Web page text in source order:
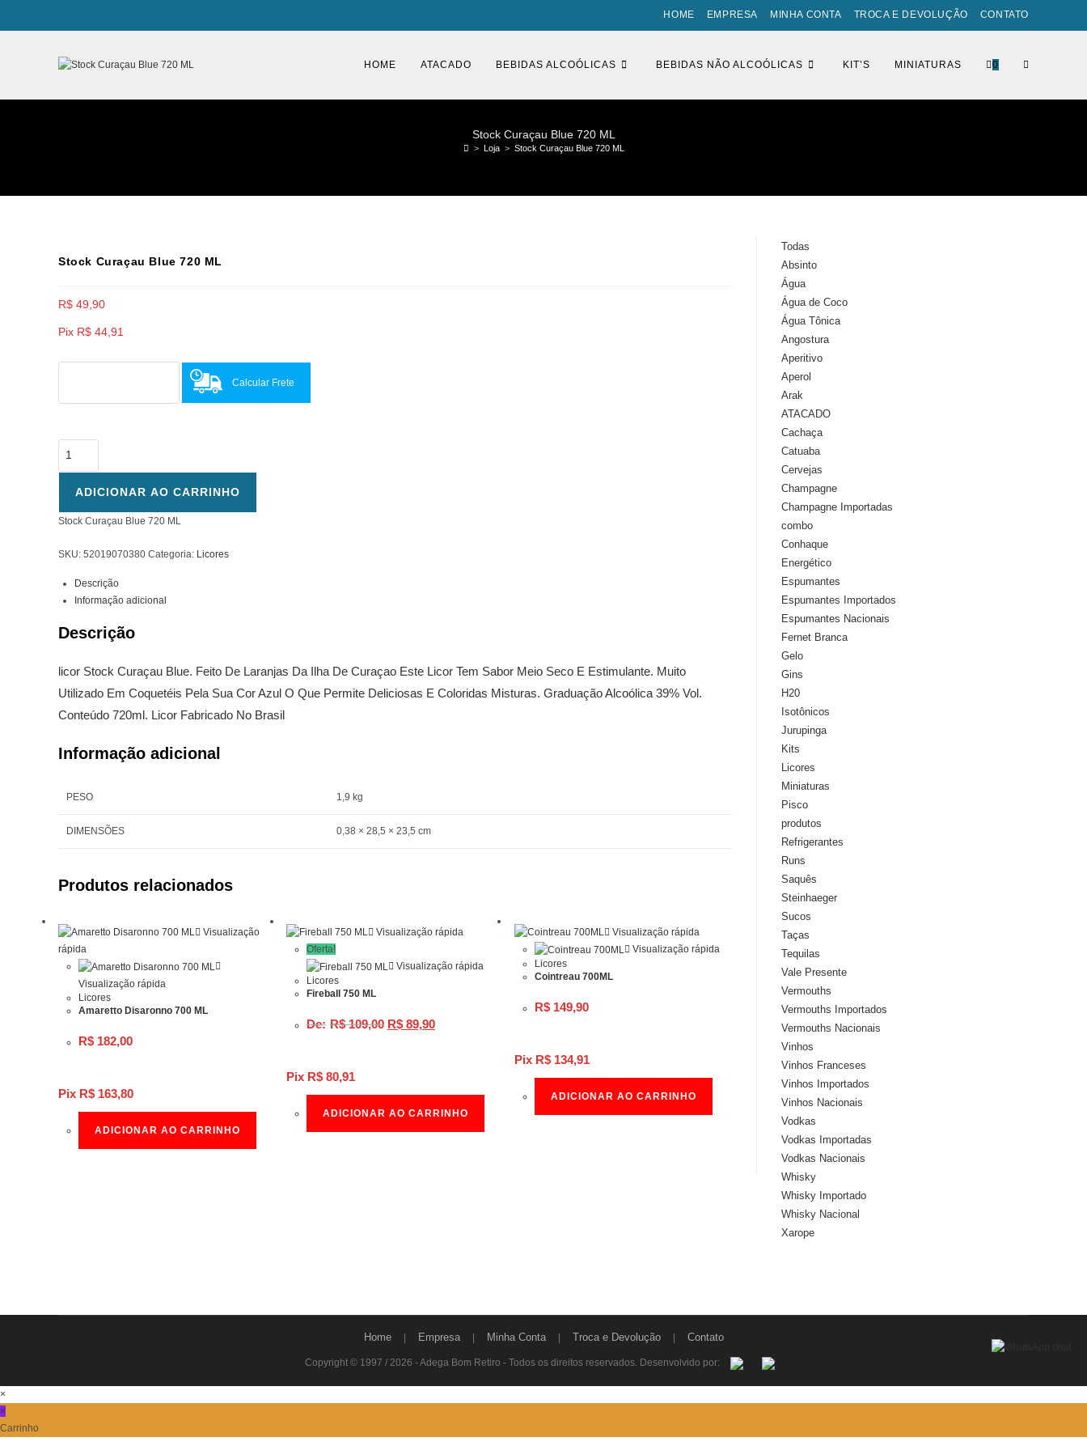
para
HOME EMPRESA MINHA CONTA TROCA E DEVOLUÇÃO CONTATO
HOME ATACADO BEBIDAS ALCOÓLICAS BEBIDAS NÃO ALCOÓLICAS KIT’S MINIATURAS 0 ALTERNAR
Stock Curaçau Blue 720 ML
> Loja > Stock Curaçau Blue 720 ML
Todas
Absinto
Água
Água de Coco
Água Tônica
Angostura
Aperitivo
Aperol
Arak
ATACADO
Cachaça
Catuaba
Cervejas
Champagne
Champagne Importadas
combo
Conhaque
Energético
Espumantes
Espumantes Importados
Espumantes Nacionais
Fernet Branca
Gelo
Gins
H20
Isotônicos
Jurupinga
Kits
Licores
Miniaturas
Pisco
produtos
Refrigerantes
Runs
Saquês
Steinhaeger
Sucos
Taças
Tequilas
Vale Presente
Vermouths
Vermouths Importados
Vermouths Nacionais
Vinhos
Vinhos Franceses
Vinhos Importados
Vinhos Nacionais
Vodkas
Vodkas Importadas
Vodkas Nacionais
Whisky
Whisky Importado
Whisky Nacional
Xarope
Stock Curaçau Blue 720 ML
R$ 49,90
Pix R$ 44,91
Calcular Frete
Stock
Curaçau
Blue
ML
quantidade
ADICIONAR AO CARRINHO
Stock Curaçau Blue 720 ML
SKU: 52019070380 Categoria: Licores
Descrição
Informação adicional
Descrição
licor Stock Curaçau Blue. Feito De Laranjas Da Ilha De Curaçao Este Licor Tem Sabor Meio Seco E Estimulante. Muito
Utilizado Em Coquetéis Pela Sua Cor Azul O Que Permite Deliciosas E Coloridas Misturas. Graduação Alcoólica 39% Vol.
Conteúdo 720ml. Licor Fabricado No Brasil
Informação adicional
PESO 1,9 kg
DIMENSÕES 0,38 × 28,5 × 23,5 cm
Produtos relacionados
Visualização
rápida
Pix R$ 163,80
Visualização rápida
Licores
Amaretto Disaronno 700 ML
R$ 182,00
ADICIONAR AO CARRINHO
Visualização rápida
Pix R$80,91
Oferta!
Visualização rápida
Licores
Fireball 750 ML
R$109,00 O
preço
original
R$89,90Opreço
atual
ADICIONAR AO CARRINHO
Visualização rápida
Pix R$134,91
Visualização rápida
Licores
Cointreau 700ML
R$149,90
ADICIONAR AO CARRINHO
Home Empresa Minha Conta Troca e Devolução Contato
Copyright © 1997 / 2026 - Adega Bom Retiro - Todos os direitos reservados. Desenvolvido por:
×
×
Carrinho